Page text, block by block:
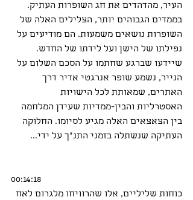
העיר, מהדהדים את חג השופרות העתיק.
בממדים הגבוהים יותר, הצלילים האלה של
השופרות נושאים משמעות. הם מודיעים על
נפילתו של הישן ועל לידתו של החדש.
שיידעו שברגע שחתמו על הסכם השלום על
הנייר, נשמע שופר אנרגטי אדיר דרך
האתרים, שמאותת לכל הישויות
האסטרליות והבין-ממדיות שעידן המלחמה
בין הצאצאים האלה מגיע לסיומו. החלוקה
העתיקה שנשתלה בזמני התנ"ך על ידי...
00:14:18
כוחות שליליים, אלו שהרוויחו מלגרום לאח